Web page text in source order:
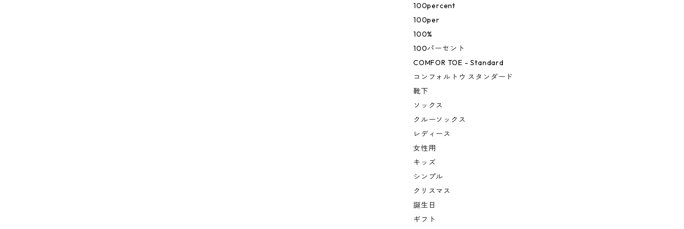
100percent
100per
100%
100パーセント
COMFOR TOE - Standard
コンフォルトウ スタンダード
靴下
ソックス
クルーソックス
レディース
女性用
キッズ
シンプル
クリスマス
誕生日
ギフト